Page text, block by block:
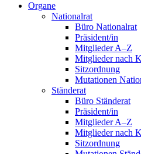
Organe
Nationalrat
Büro Nationalrat
Präsident/in
Mitglieder A–Z
Mitglieder nach
Sitzordnung
Mutationen
Ständerat
Büro Ständerat
Präsident/in
Mitglieder A–Z
Mitglieder nach
Sitzordnung